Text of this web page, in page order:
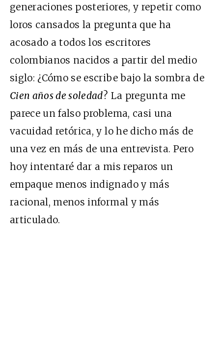
generaciones posteriores, y repetir como
loros cansados la pregunta que ha
acosado a todos los escritores
colombianos nacidos a partir del medio
siglo: ¿Cómo se escribe bajo la sombra de
Cien años de soledad? La pregunta me
parece un falso problema, casi una
vacuidad retórica, y lo he dicho más de
una vez en más de una entrevista. Pero
hoy intentaré dar a mis reparos un
empaque menos indignado y más
racional, menos informal y más
articulado.